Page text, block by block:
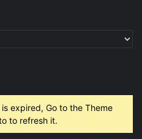
expired, Go to the Theme
to refresh it.